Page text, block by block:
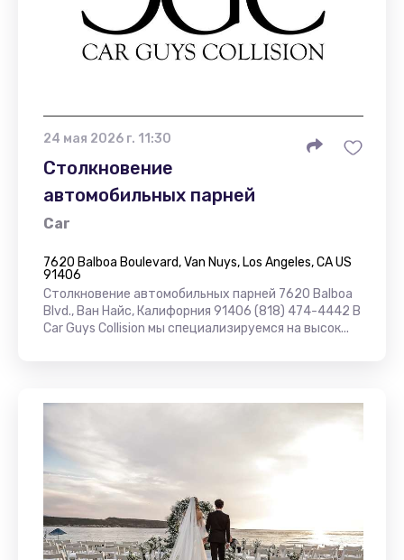
24 мая 2026 г. 11:30
Столкновение
автомобильных парней
Car
7620 Balboa Boulevard, Van Nuys, Los Angeles, CA US
91406
Столкновение автомобильных парней 7620 Balboa
Blvd., Ван Найс, Калифорния 91406 (818) 474-4442 В
Car Guys Collision мы специализируемся на высок...